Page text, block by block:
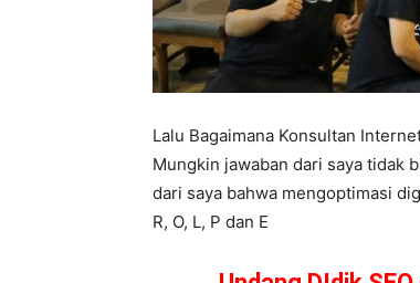
Lalu Bagaimana Konsultan
Mungkin jawaban dari saya tidak
dari saya bahwa mengoptimasi
R, O, L, P dan E